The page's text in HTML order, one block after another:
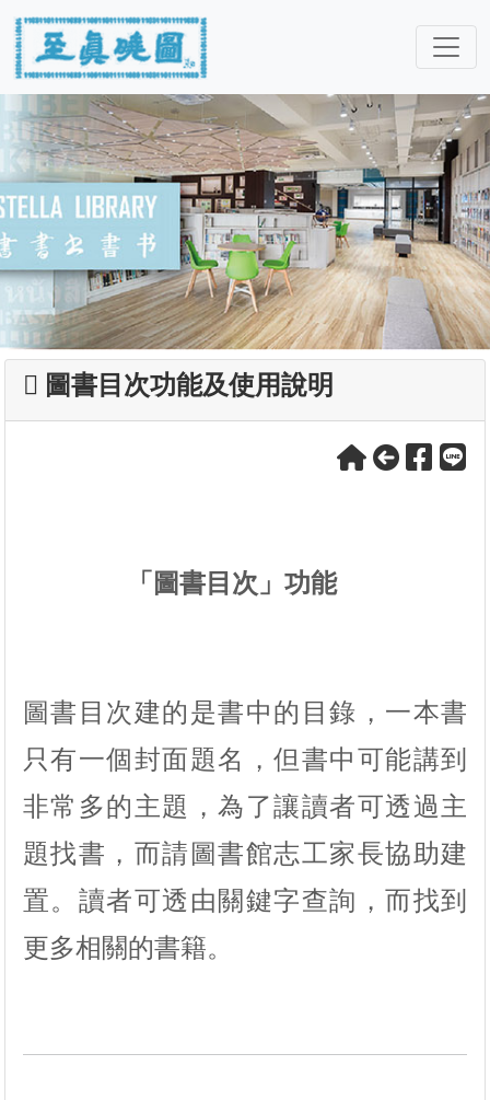
圖書目次功能及使用說明
「圖書目次」功能
圖書目次建的是書中的目錄，一本書
只有一個封面題名，但書中可能講到
非常多的主題，為了讓讀者可透過主
題找書，而請圖書館志工家長協助建
置。讀者可透由關鍵字查詢，而找到
更多相關的書籍。